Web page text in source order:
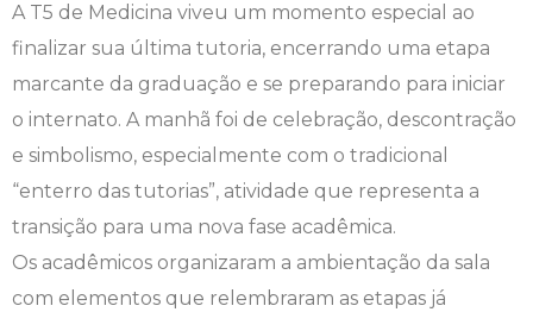
A T5 de Medicina viveu um momento especial ao
finalizar sua última tutoria, encerrando uma etapa
marcante da graduação e se preparando para iniciar
o internato. A manhã foi de celebração, descontração
e simbolismo, especialmente com o tradicional
“enterro das tutorias”, atividade que representa a
transição para uma nova fase acadêmica.
Os acadêmicos organizaram a ambientação da sala
com elementos que relembraram as etapas já
Publicações Institucionais
Direito
Engenharia Agronômica
Engenharia Civil
Engenharia de Software
Calendário Acadêmico
Carteirinha de Estudante
Central de Estágios - TCC
Ensalamento
Comissão de Ética no Uso de Animais
Diploma Digital
Educação em Direitos Humanos
Editais